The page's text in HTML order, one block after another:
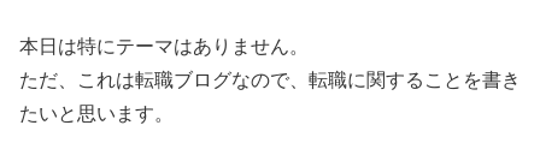
本日は特にテーマはありません。
ただ、これは転職ブログなので、転職に関することを書き
たいと思います。